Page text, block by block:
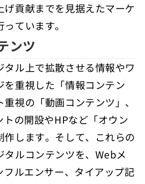
げ貢献までを見据えたマーケ
ています。
ンツ
タル上で拡散させる情報やワ
を重視した「情報コンテン
視の「動画コンテンツ」、
トの開設やHPなど「オウン
作します。そして、これらの
タルコンテンツを、Webメ
フルエンサー、タイアップ記